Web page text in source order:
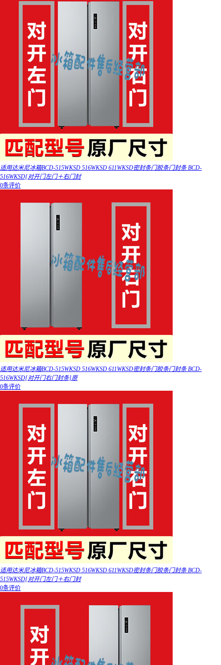
适用达米尼冰箱BCD-515WKSD 516WKSD 611WKSD密封条门胶条门封条 BCD-
516WKSD[对开门左门＋右门封
0条评价
适用达米尼冰箱BCD-515WKSD 516WKSD 611WKSD密封条门胶条门封条 BCD-
516WKSD[对开门右门封条]原
0条评价
适用达米尼冰箱BCD-515WKSD 516WKSD 611WKSD密封条门胶条门封条 BCD-
515WKSD[对开门左门＋右门封
0条评价